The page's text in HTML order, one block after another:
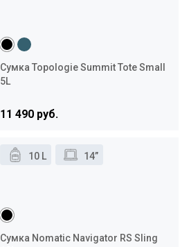
Сумка Topologie Summit Tote Small
5L
11 490 руб.
10 L 14”
Сумка Nomatic Navigator RS Sling